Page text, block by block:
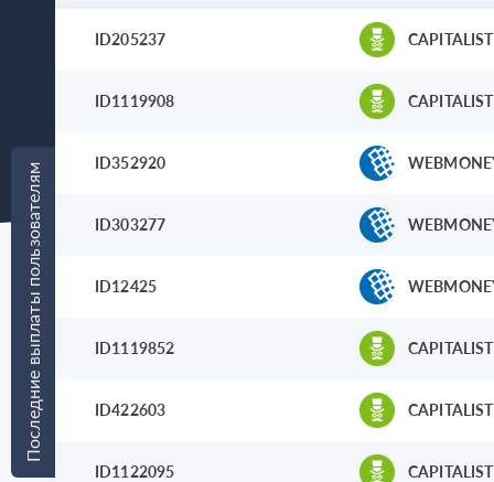
Последние выплаты пользователям
ID205237 CAPITALIST
ID1119908 CAPITALIST
ID352920
ID303277
ID12425
ID1119852 CAPITALIST
ID422603 CAPITALIST
ID1122095 CAPITALIST